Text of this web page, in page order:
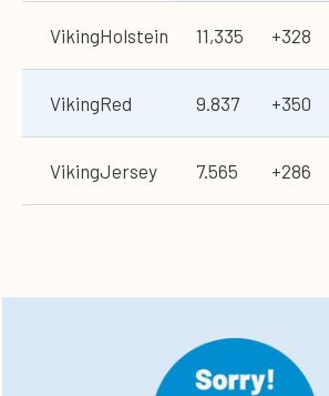
VikingHolstein 11,335 +328
VikingRed 9.837 +350
VikingJersey 7.565 +286